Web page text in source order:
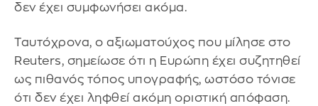
δεν έχει συμφωνήσει ακόμα.
Ταυτόχρονα, ο αξιωματούχος που μίλησε στο
Reuters, σημείωσε ότι η Ευρώπη έχει συζητηθεί
ως πιθανός τόπος υπογραφής, ωστόσο τόνισε
ότι δεν έχει ληφθεί ακόμη οριστική απόφαση.